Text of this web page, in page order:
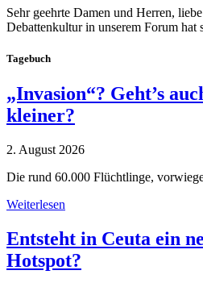
Sehr geehrte Damen und Herren,
Debattenkultur in unserem Forum
Tagebuch
„Invasion“? Geht’s
kleiner?
2. August 2026
Die rund 60.000 Flüchtlinge,
Weiterlesen
Entsteht in Ceuta ein
Hotspot?